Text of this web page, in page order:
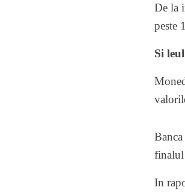
De la
peste
Si
finalul
In